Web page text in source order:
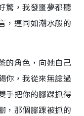
驚，我發噩夢都聽
，連同如潮水般的
的角色，向她自己
你，我從來無諗過
手把你的腳踝抓得
，那個腳踝被抓的